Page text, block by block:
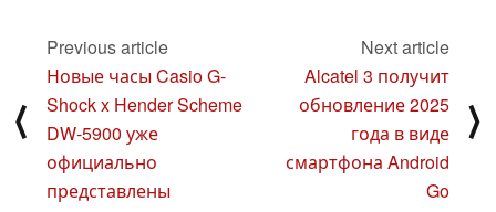
2025
⟨
Previous article
Новые часы Casio G-
Shock x Hender Scheme
DW-5900 уже
официально
представлены
Next article
Alcatel 3 получит
обновление 2025
года в виде
смартфона Android
Go
⟩